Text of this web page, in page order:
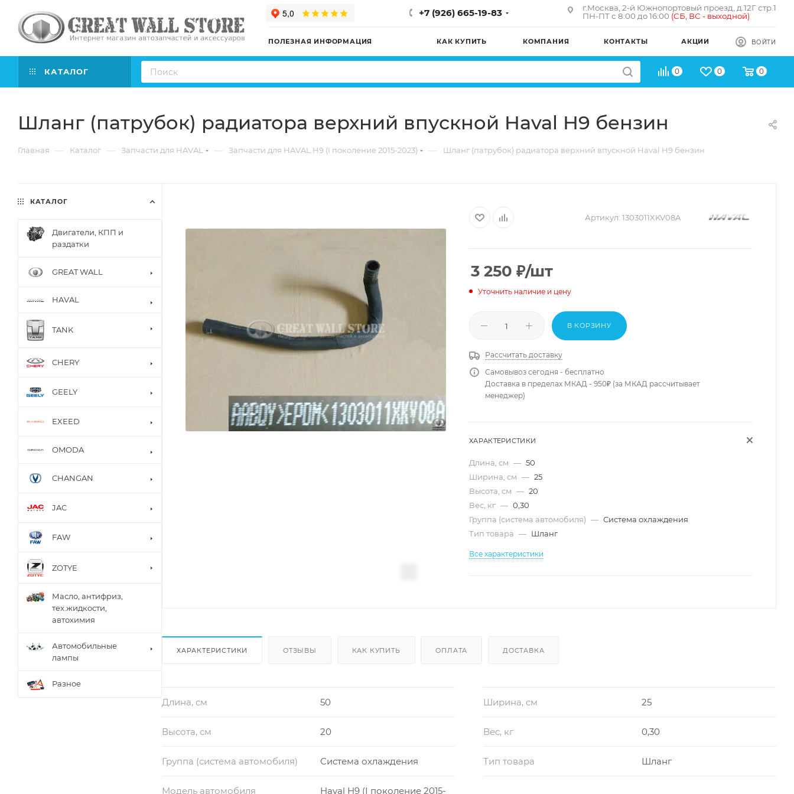
+7 (926) 665-19-83
г.Москва, 2-й Южнопортовый проезд, д.12Г стр.1
ПН-ПТ с 8:00 до 16:00 (СБ, ВС - выходной)
ПОЛЕЗНАЯ ИНФОРМАЦИЯ КАК КУПИТЬ КОМПАНИЯ КОНТАКТЫ АКЦИИ ВОЙТИ
КАТАЛОГ 0 0 0
Шланг (патрубок) радиатора верхний впускной Haval H9 бензин
Главная — Каталог — Запчасти для HAVAL — Запчасти для HAVAL H9 (I поколение 2015-2023) — Шланг (патрубок) радиатора верхний впускной Haval H9 бензин
Артикул: 1303011XKV08A
3 250 ₽/шт
Уточнить наличие и цену
В КОРЗИНУ
Рассчитать доставку
Самовывоз сегодня - бесплатно
Доставка в пределах МКАД - 950₽ (за МКАД рассчитывает
менеджер)
ХАРАКТЕРИСТИКИ
Длина, см — 50
Ширина, см — 25
Высота, см — 20
Вес, кг — 0,30
Группа (система автомобиля) — Система охлаждения
Тип товара — Шланг
Все характеристики
ХАРАКТЕРИСТИКИ ОТЗЫВЫ КАК КУПИТЬ ОПЛАТА ДОСТАВКА
Длина, см 50 Ширина, см 25
Высота, см 20 Вес, кг 0,30
Группа (система автомобиля) Система охлаждения Тип товара Шланг
Модель автомобиля
Haval H9 (I поколение 2015-
КАТАЛОГ
Двигатели, КПП и
раздатки
GREAT WALL
HAVAL
TANK
CHERY
GEELY
EXEED
OMODA
CHANGAN
JAC
FAW
ZOTYE
Масло, антифриз,
тех.жидкости,
автохимия
Автомобильные
лампы
Разное